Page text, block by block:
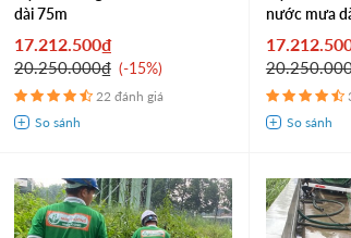
dài 75m
17.212.500₫
20.250.000₫ -15%
22 đánh giá
nước mưa